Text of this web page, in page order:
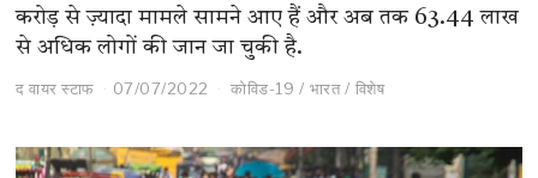
करोड़ से ज़्यादा मामले सामने आए हैं और अब तक 63.44 लाख
से अधिक लोगों की जान जा चुकी है.
द वायर स्टाफ 07/07/2022 कोविड-19 / भारत / विशेष